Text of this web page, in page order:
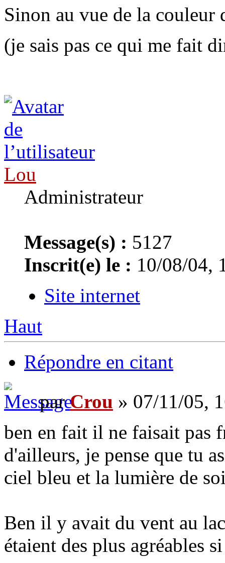
Sinon au vue de la
(je sais pas ce qui me fait
Lou
Administrateur
Message(s) : 5127
Inscrit(e) le : 10/08/04,
Site internet
Haut
Répondre en citant
parCrou » 07/11/05,
ben en fait il ne faisait pas
d'ailleurs, je pense que tu
ciel bleu et la lumière de
Ben il y avait du vent au
étaient des plus agréables